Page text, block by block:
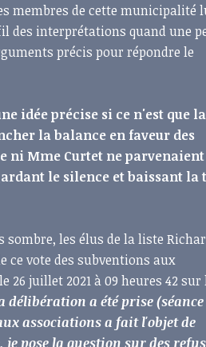
membres de cette municipalité
des interprétations quand une
précis pour répondre le
idée précise si ce n'est que
la balance en faveur des
ni Mme Curtet ne
le silence et baissant la
les élus de la liste
ce vote des subventions aux
26 juillet 2021 à 09 heures 42 sur
délibération a été prise (séance
associations a fait l'objet de
pose la question sur des refus